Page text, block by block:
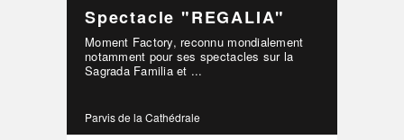
Spectacle "REGALIA"
Moment Factory, reconnu mondialement
notamment pour ses spectacles sur la
Sagrada Familia et ...
Parvis de la Cathédrale